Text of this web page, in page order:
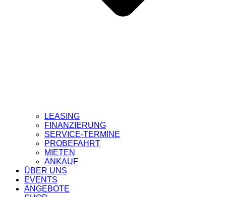
LEASING
FINANZIERUNG
SERVICE-TERMINE
PROBEFAHRT
MIETEN
ANKAUF
ÜBER UNS
EVENTS
ANGEBOTE